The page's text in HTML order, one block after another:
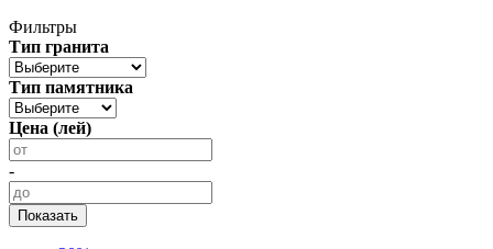
Фильтры
Тип гранита
Тип памятника
Цена (лей)
-